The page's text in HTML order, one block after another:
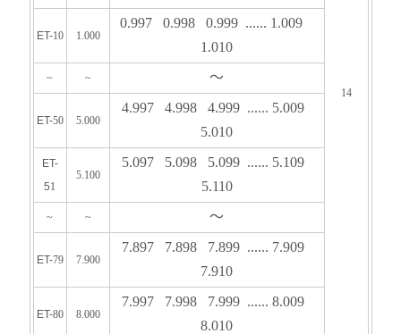
14
ET-10 1.000
0.997 0.998 0.999 ...... 1.009
1.010
~ ~ ～
ET-50 5.000
4.997 4.998 4.999 ...... 5.009
5.010
ET-
51
5.100
5.097 5.098 5.099 ...... 5.109
5.110
~ ~ ～
ET-79 7.900
7.897 7.898 7.899 ...... 7.909
7.910
ET-80 8.000
7.997 7.998 7.999 ...... 8.009
8.010